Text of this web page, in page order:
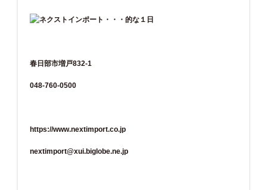
春日部市増戸832-1
048-760-0500
https://www.nextimport.co.jp
nextimport@xui.biglobe.ne.jp